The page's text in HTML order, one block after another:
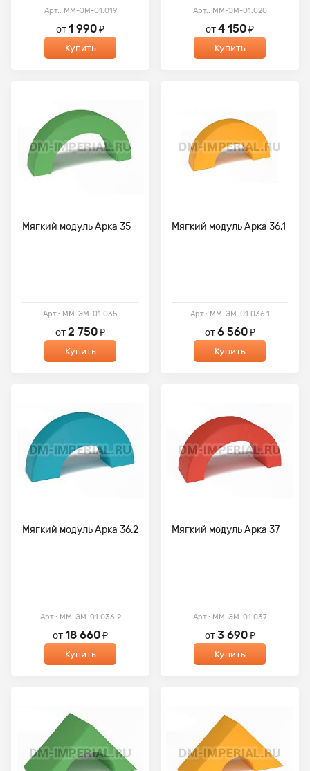
Арт.: ММ-ЭМ-01.019
от1 990₽
Купить
Арт.: ММ-ЭМ-01.020
от4 150₽
Купить
Мягкий модуль Арка 35
Арт.: ММ-ЭМ-01.035
от2 750₽
Купить
Мягкий модуль Арка 36.1
Арт.: ММ-ЭМ-01.036.1
от6 560₽
Купить
Мягкий модуль Арка 36.2
Арт.: ММ-ЭМ-01.036.2
от18 660₽
Купить
Мягкий модуль Арка 37
Арт.: ММ-ЭМ-01.037
от3 690₽
Купить